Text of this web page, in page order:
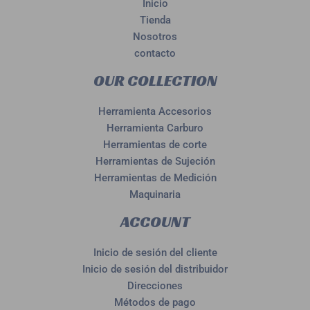
Inicio
Tienda
Nosotros
contacto
OUR COLLECTION
Herramienta Accesorios
Herramienta Carburo
Herramientas de corte
Herramientas de Sujeción
Herramientas de Medición
Maquinaria
ACCOUNT
Inicio de sesión del cliente
Inicio de sesión del distribuidor
Direcciones
Métodos de pago